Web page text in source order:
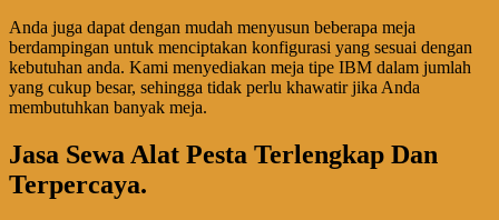
Anda juga dapat dengan mudah menyusun beberapa meja
berdampingan untuk menciptakan konfigurasi yang sesuai dengan
kebutuhan anda. Kami menyediakan meja tipe IBM dalam jumlah
yang cukup besar, sehingga tidak perlu khawatir jika Anda
membutuhkan banyak meja.
Jasa Sewa Alat Pesta Terlengkap Dan
Terpercaya.